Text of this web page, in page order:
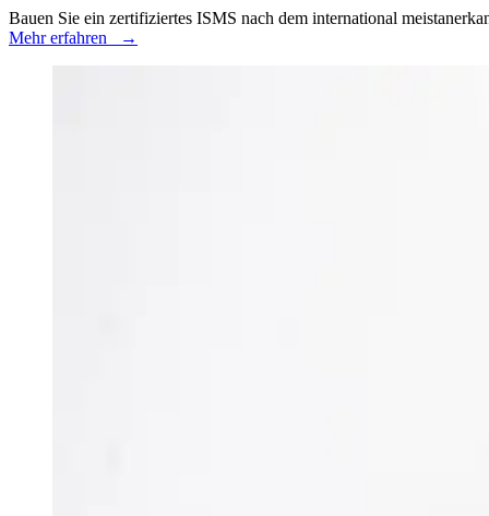
Bauen Sie ein zertifiziertes ISMS nach dem international
Mehr erfahren
→